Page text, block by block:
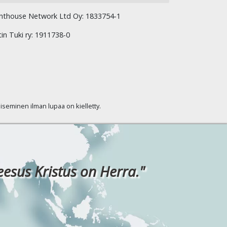
Network Ltd Oy: 1833754-1
Tuki ry: 1911738-0
ilman lupaa on kielletty.
Kristus on Herra."